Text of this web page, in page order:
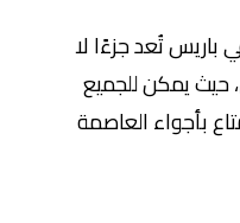
باريس تُعد جزءًا لا
، حيث يمكن للجميع
بأجواء العاصمة